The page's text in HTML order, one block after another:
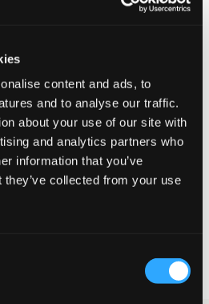
content and ads, to
and to analyse our traffic.
about your use of our site with
and analytics partners who
information that you’ve
collected from your use
Perfekt Stor